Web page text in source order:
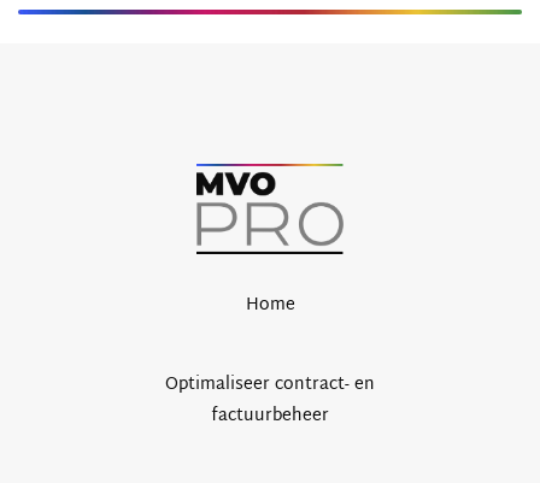
Home
Optimaliseer contract- en
factuurbeheer